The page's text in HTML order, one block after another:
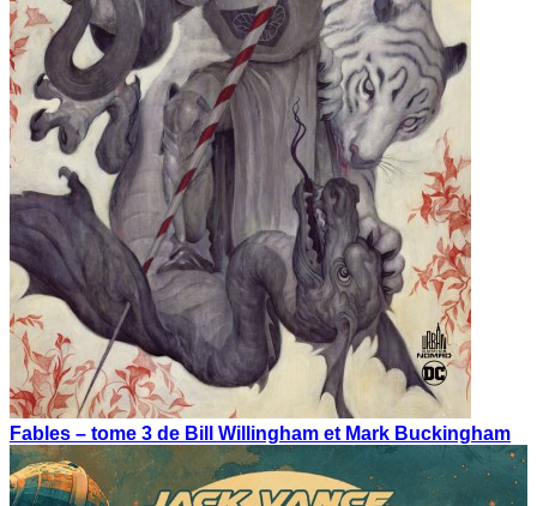
Fables – tome 3 de Bill Willingham et Mark Buckingham